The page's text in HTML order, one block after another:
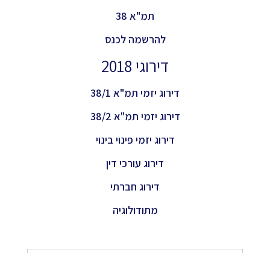
תמ"א 38
להרשמה לכנס
דירוגי 2018
דירוג יזמי תמ"א 38/1
דירוג יזמי תמ"א 38/2
דירוג יזמי פינוי בינוי
דירוג עורכי דין
דירוג חברתי
מתודולוגיה